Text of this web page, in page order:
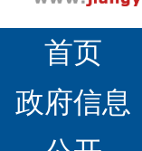
首页
政府信息